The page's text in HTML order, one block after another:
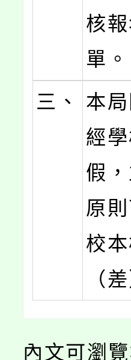
核
單。
三、
本
經
假
原
校
（
內文可瀏覽